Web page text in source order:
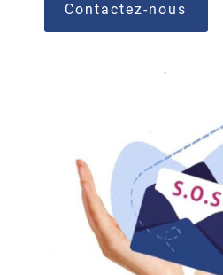
Contactez-nous